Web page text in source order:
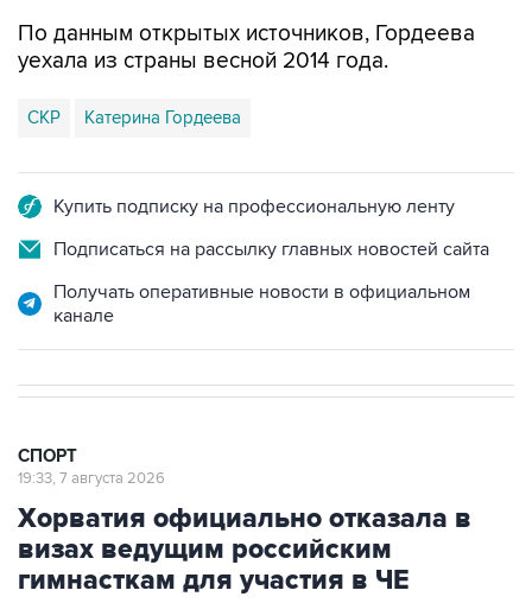
По данным открытых источников, Гордеева
уехала из страны весной 2014 года.
СКР Катерина Гордеева
Купить подписку на профессиональную ленту
Подписаться на рассылку главных новостей сайта
Получать оперативные новости в официальном
канале
СПОРТ
19:33, 7 августа 2026
Хорватия официально отказала в
визах ведущим российским
гимнасткам для участия в ЧЕ